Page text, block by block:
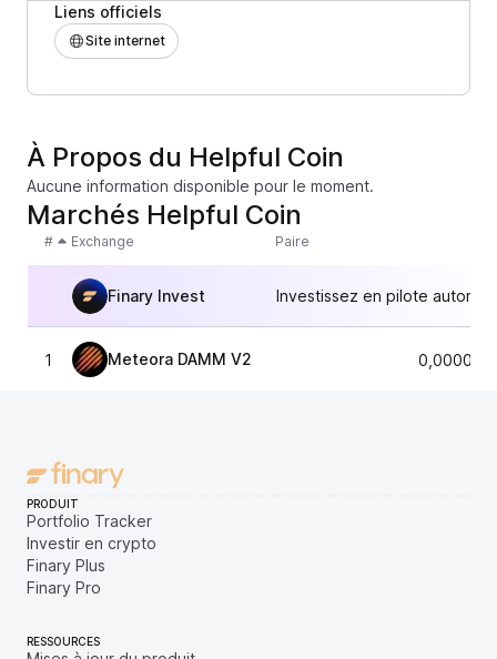
Liens officiels
Site internet
À Propos du Helpful Coin
Aucune information disponible pour le moment.
Marchés Helpful Coin
# Exchange Paire
Finary Invest Investissez en pilote
1 Meteora DAMM V2
PRODUIT
Portfolio Tracker
Investir en crypto
Finary Plus
Finary Pro
RESSOURCES